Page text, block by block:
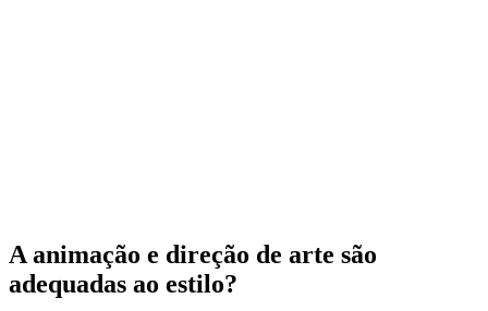
A animação e direção de arte são
adequadas ao estilo?